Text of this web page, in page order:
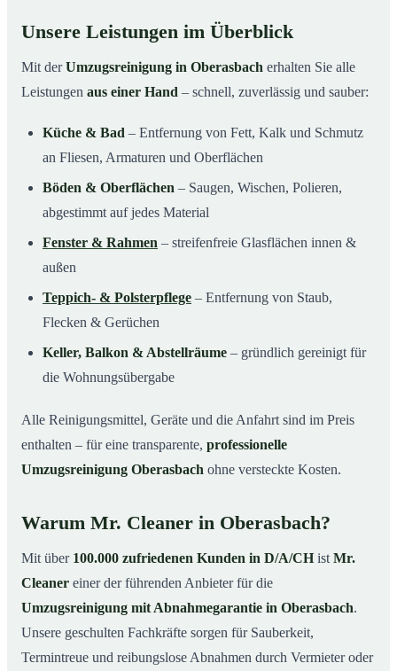
Unsere Leistungen im Überblick
Mit derUmzugsreinigung in Oberasbach erhalten Sie alle
Leistungen aus einer Hand – schnell, zuverlässig und sauber:
Küche & Bad – Entfernung von Fett, Kalk und Schmutz
an Fliesen, Armaturen und Oberflächen
Böden & Oberflächen – Saugen, Wischen, Polieren,
abgestimmt auf jedes Material
Fenster & Rahmen – streifenfreie Glasflächen innen &
außen
Teppich- & Polsterpflege – Entfernung von Staub,
Flecken & Gerüchen
Keller, Balkon & Abstellräume – gründlich gereinigt für
die Wohnungsübergabe
Alle Reinigungsmittel, Geräte und die Anfahrt sind im Preis
enthalten – für eine transparente, professionelle
Umzugsreinigung Oberasbach ohne versteckte Kosten.
Warum Mr. Cleaner in Oberasbach?
Mit über 100.000 zufriedenen Kunden in D/A/CHist Mr.
Cleaner einer der führenden Anbieter für die
Umzugsreinigung mit Abnahmegarantie in Oberasbach.
Unsere geschulten Fachkräfte sorgen für Sauberkeit,
Termintreue und reibungslose Abnahmen durch Vermieter oder